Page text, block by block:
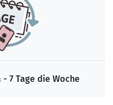
7 Tage die Woche